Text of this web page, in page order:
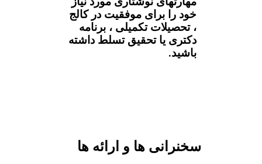
خود را برای موفقیت در کالج
، تحصیلات تکمیلی ، برنامه
دکتری یا تحقیق تسلط داشته
باشید.
سخنرانی ها و ارائه ها